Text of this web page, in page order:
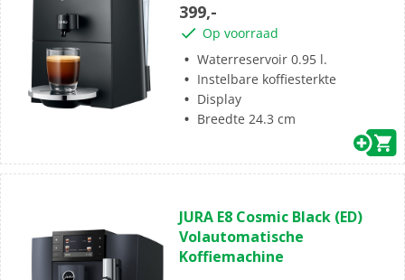
16
beoordelingen
399,-
Op voorraad
Waterreservoir 0.95 l.
Instelbare koffiesterkte
Display
Breedte 24.3 cm
van
de
5
JURA E8 Cosmic Black (ED)
Volautomatische
Koffiemachine